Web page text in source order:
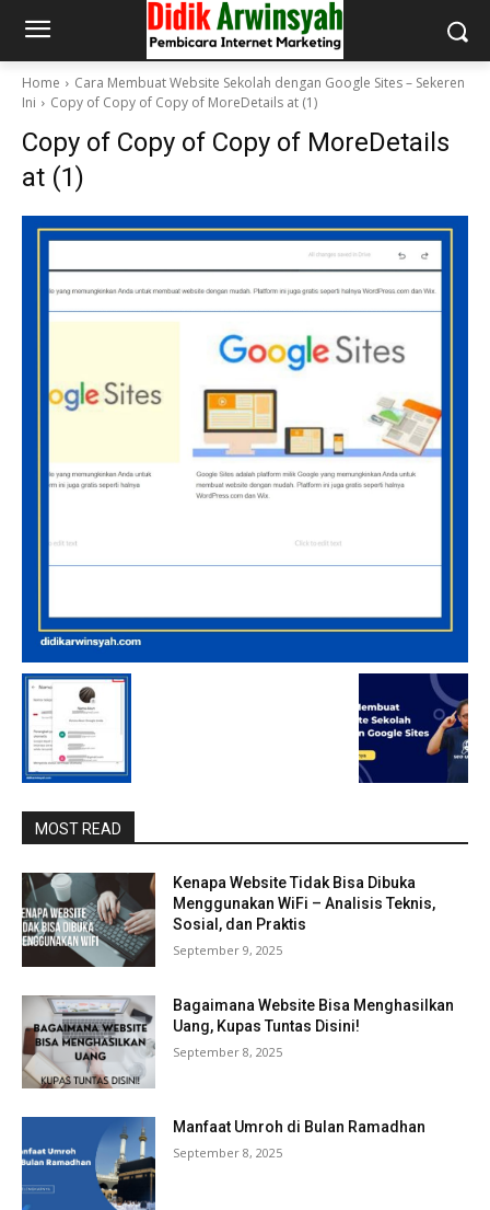
Home
Cara Membuat Website Sekolah dengan Google Sites – Sekeren
Ini
Copy of Copy of Copy of MoreDetails at (1)
Copy of Copy of Copy of MoreDetails
at (1)
MOST READ
Kenapa Website Tidak Bisa Dibuka
Menggunakan WiFi – Analisis Teknis,
Sosial, dan Praktis
September 9, 2025
Bagaimana Website Bisa Menghasilkan
Uang, Kupas Tuntas Disini!
September 8, 2025
Manfaat Umroh di Bulan Ramadhan
September 8, 2025